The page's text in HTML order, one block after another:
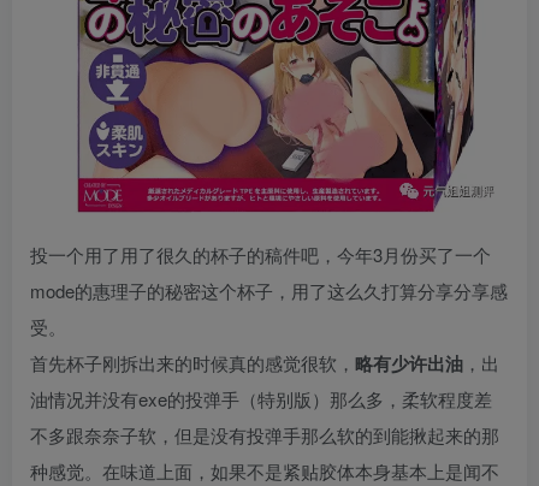
投一个用了用了很久的杯子的稿件吧，今年3月份买了一个
mode的惠理子的秘密这个杯子，用了这么久打算分享分享感
受。
首先杯子刚拆出来的时候真的感觉很软， 略有少许出油 ，出
油情况并没有exe的投弹手（特别版）那么多，柔软程度差
不多跟奈奈子软，但是没有投弹手那么软的到能揪起来的那
种感觉。在味道上面，如果不是紧贴胶体本身基本上是闻不